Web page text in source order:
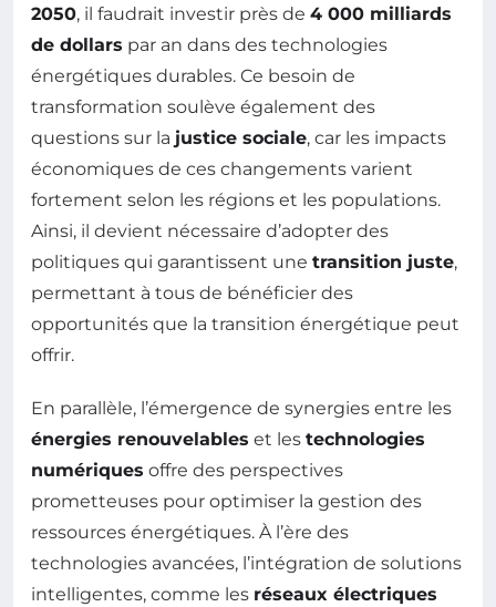
2050, il faudrait investir près de 4 000 milliards
de dollars par an dans des technologies
énergétiques durables. Ce besoin de
transformation soulève également des
questions sur la justice sociale, car les impacts
économiques de ces changements varient
fortement selon les régions et les populations.
Ainsi, il devient nécessaire d’adopter des
politiques qui garantissent une transition juste,
permettant à tous de bénéficier des
opportunités que la transition énergétique peut
offrir.
En parallèle, l’émergence de synergies entre les
énergies renouvelables et les technologies
numériques offre des perspectives
prometteuses pour optimiser la gestion des
ressources énergétiques. À l’ère des
technologies avancées, l’intégration de solutions
intelligentes, comme les réseaux électriques